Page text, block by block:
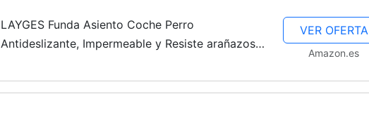
Fotos
LAYGES Funda Asiento Coche Perro
Antideslizante, Impermeable y Resiste arañazos-
tu Mascota + quitapelos para...
VER OFERTA
Amazon.es